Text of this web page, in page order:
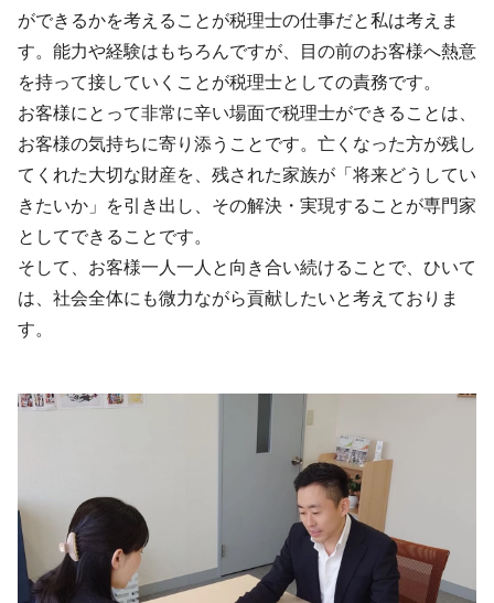
ができるかを考えることが税理士の仕事だと私は考えま
す。能力や経験はもちろんですが、目の前のお客様へ熱意
を持って接していくことが税理士としての責務です。
お客様にとって非常に辛い場面で税理士ができることは、
お客様の気持ちに寄り添うことです。亡くなった方が残し
てくれた大切な財産を、残された家族が「将来どうしてい
きたいか」を引き出し、その解決・実現することが専門家
としてできることです。
そして、お客様一人一人と向き合い続けることで、ひいて
は、社会全体にも微力ながら貢献したいと考えておりま
す。